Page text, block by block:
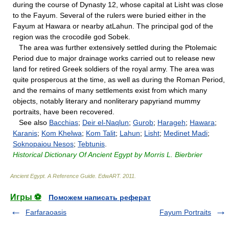
during the course of Dynasty 12, whose capital at Lisht was close
to the Fayum. Several of the rulers were buried either in the
Fayum at Hawara or nearby atLahun. The principal god of the
region was the crocodile god Sobek.
The area was further extensively settled during the Ptolemaic
Period due to major drainage works carried out to release new
land for retired Greek soldiers of the royal army. The area was
quite prosperous at the time, as well as during the Roman Period,
and the remains of many settlements exist from which many
objects, notably literary and nonliterary papyriand mummy
portraits, have been recovered.
See also Bacchias; Deir el-Naqlun; Gurob; Harageh; Hawara;
Karanis; Kom Khelwa; Kom Talit; Lahun; Lisht; Medinet Madi;
Soknopaiou Nesos; Tebtunis
Historical Dictionary Of Ancient Egypt by Morris L. Bierbrier
Ancient Egypt. A Reference Guide EdwART. 2011
Игры ⚽
Поможем написать реферат
Farfaraoasis
Fayum Portraits